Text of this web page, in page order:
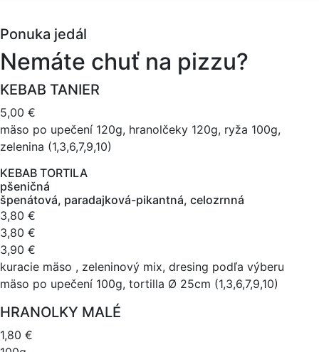
Ponuka jedál
Nemáte chuť na pizzu?
KEBAB TANIER
5,00 €
mäso po upečení 120g, hranolčeky 120g, ryža 100g,
zelenina (1,3,6,7,9,10)
KEBAB TORTILA
pšeničná
špenátová, paradajková-pikantná, celozrnná
3,80 €
3,80 €
3,90 €
kuracie mäso , zeleninový mix, dresing podľa výberu
mäso po upečení 100g, tortilla Ø 25cm (1,3,6,7,9,10)
HRANOLKY MALÉ
1,80 €